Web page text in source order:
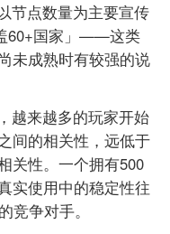
节点数量为主要宣传
60+国家」——这类
未成熟时有较强的说
越来越多的玩家开始
间的相关性，远低于
关性。一个拥有500
实使用中的稳定性往
竞争对手。